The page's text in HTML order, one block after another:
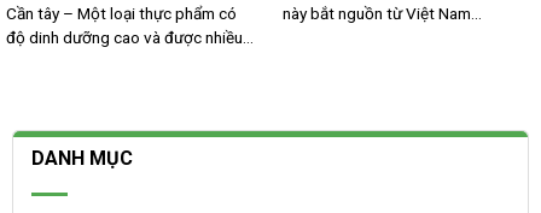
Cần tây – Một loại thực phẩm có
độ dinh dưỡng cao và được nhiều...
này bắt nguồn từ Việt Nam...
DANH MỤC